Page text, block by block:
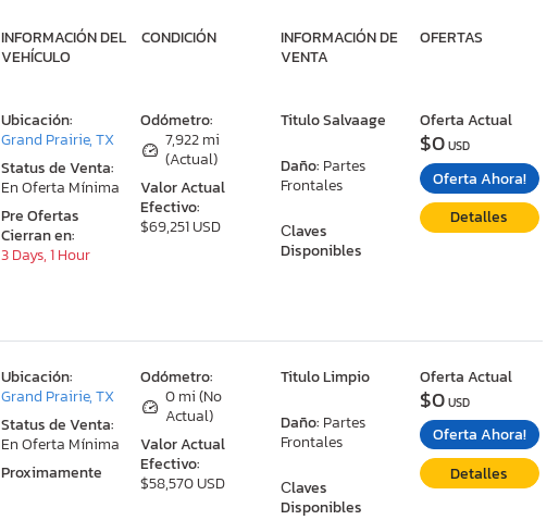
INFORMACIÓN DEL
VEHÍCULO
CONDICIÓN
INFORMACIÓN DE
VENTA
OFERTAS
Odómetro:
7,922 mi
(Actual)
Valor Actual
Efectivo:
$69,251 USD
Titulo Salvaage
Daño: Partes
Frontales
Сlaves
Disponibles
Ubicación:
Grand Prairie, TX
Status de Venta:
En Oferta Mínima
Pre Ofertas
Cierran en:
3 Days, 1 Hour
Oferta Actual
$0USD
Oferta Ahora!
Detalles
Odómetro:
0 mi (No
Actual)
Valor Actual
Efectivo:
$58,570 USD
Titulo Limpio
Daño: Partes
Frontales
Сlaves
Disponibles
Ubicación:
Grand Prairie, TX
Status de Venta:
En Oferta Mínima
Proximamente
Oferta Actual
$0USD
Oferta Ahora!
Detalles